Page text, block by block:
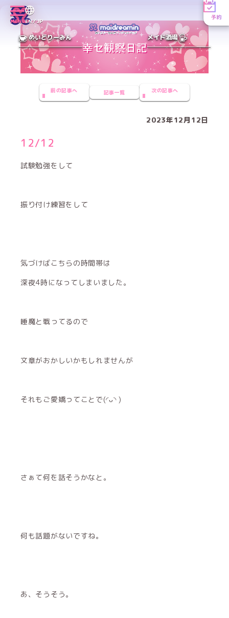
MENUEN／JP
予約
めいどりーみん メイド酒場
前の記事へ 記事一覧 次の記事へ
2023年12月12日
12/12
試験勉強をして
振り付け練習をして
気づけばこちらの時間帯は
深夜4時になってしまいました。
睡魔と戦ってるので
文章がおかしいかもしれませんが
それもご愛嬌ってことで(◜ᴗ◝ )
さぁて何を話そうかなと。
何も話題がないですね。
あ、そうそう。